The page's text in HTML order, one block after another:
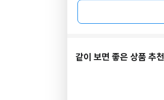
같이 보면 좋은 상품 추천